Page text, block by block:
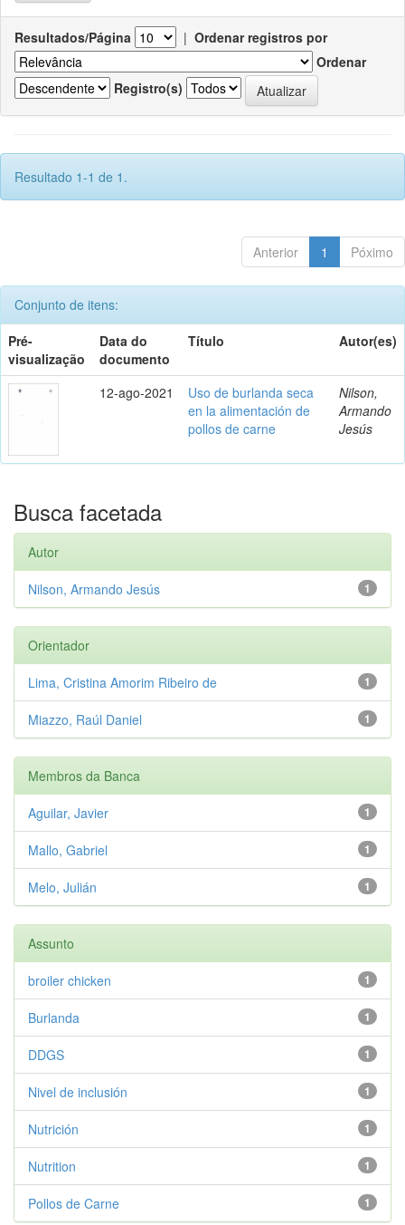
Resultados/Página | Ordenar registros por
Ordenar
Registro(s)
Resultado 1-1 de 1.
Anterior 1 Póximo
Conjunto de itens:
Pré-
visualização
Data do
documento
Título Autor(es)
12-ago-2021
Uso de burlanda seca
en la alimentación de
pollos de carne
Nilson,
Armando
Jesús
Busca facetada
Autor
1
Nilson, Armando Jesús
Orientador
1
Lima, Cristina Amorim Ribeiro de
1
Miazzo, Raúl Daniel
Membros da Banca
1
Aguilar, Javier
1
Mallo, Gabriel
1
Melo, Julián
Assunto
1
broiler chicken
1
Burlanda
1
DDGS
1
Nivel de inclusión
1
Nutrición
1
Nutrition
1
Pollos de Carne